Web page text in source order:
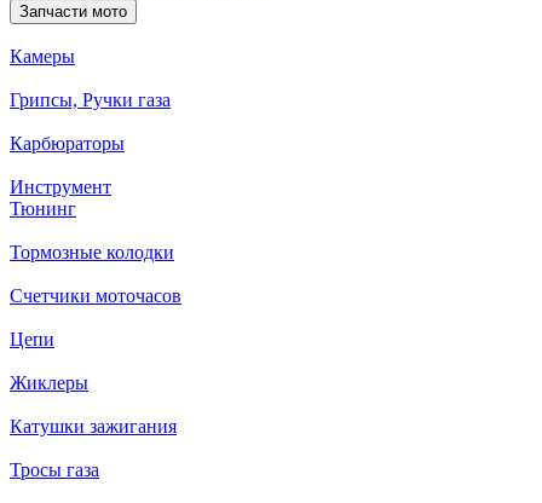
Запчасти мото
Камеры
Грипсы, Ручки газа
Карбюраторы
Инструмент
Тюнинг
Тормозные колодки
Счетчики моточасов
Цепи
Жиклеры
Катушки зажигания
Тросы газа